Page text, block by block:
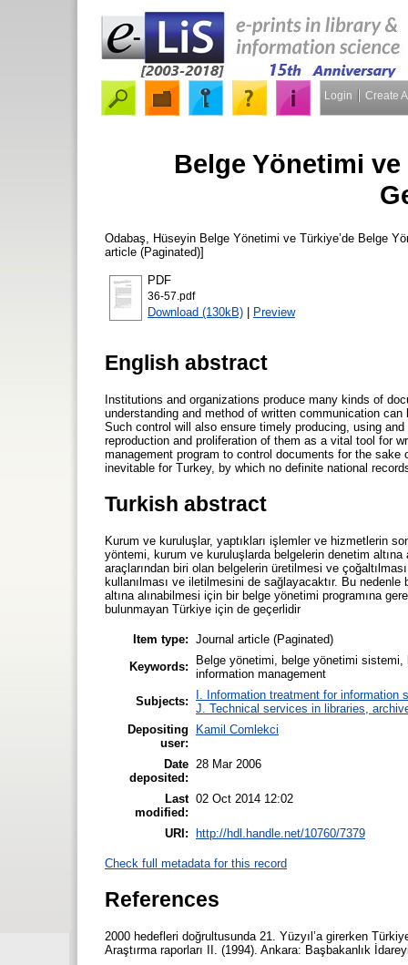
Login Create
Belge Yönetimi
Odabaş, Hüseyin Belge Yönetimi ve Türkiye’de Belge
article (Paginated)]
PDF
36-57.pdf
Download (130kB) | Preview
English abstract
Institutions and organizations produce many kinds of
understanding and method of written communication
Such control will also ensure timely producing, using
reproduction and proliferation of them as a vital tool for
management program to control documents for the
inevitable for Turkey, by which no definite national
Turkish abstract
Kurum ve kuruluşlar, yaptıkları işlemler ve hizmetlerin
yöntemi, kurum ve kuruluşlarda belgelerin denetim
araçlarından biri olan belgelerin üretilmesi ve
kullanılması ve iletilmesini de sağlayacaktır. Bu
altına alınabilmesi için bir belge yönetimi programına
bulunmayan Türkiye için de geçerlidir
Item type: Journal article (Paginated)
Keywords:
Belge yönetimi, belge yönetimi
information management
Subjects:
I. Information treatment for information
J. Technical services in libraries,
Depositing
user:
Kamil Comlekci
Date
deposited:
28 Mar 2006
Last
modified:
02 Oct 2014 12:02
URI: http://hdl.handle.net/10760/7379
Check full metadata for this record
References
2000 hedefleri doğrultusunda 21. Yüzyıl’a girerken
Araştırma raporları II. (1994). Ankara: Başbakanlık